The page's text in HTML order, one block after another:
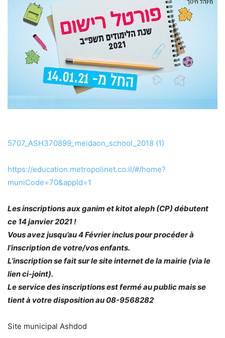
5707_ASH370899_meidaon_school_2018 (1)
https://education.metropolinet.co.il/#/home?
muniCode=70&appId=1
Les inscriptions aux ganim et kitot aleph (CP) débutent
ce 14 janvier 2021 !
Vous avez jusqu’au 4 Février inclus pour procéder à
l’inscription de votre/vos enfants.
L’inscription se fait sur le site internet de la mairie (via le
lien ci-joint).
Le service des inscriptions est fermé au public mais se
tient à votre disposition au 08-9568282
Site municipal Ashdod